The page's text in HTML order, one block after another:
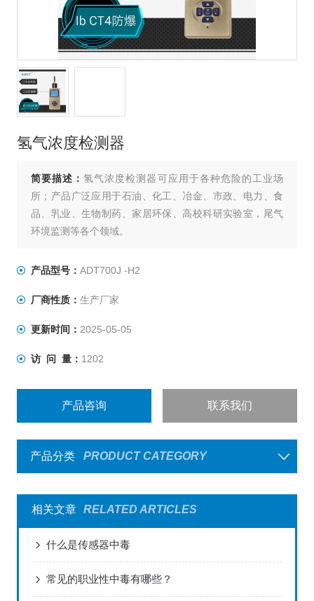
氢气浓度检测器
简要描述：氢气浓度检测器可应用于各种危险的工业场
所；产品广泛应用于石油、化工、冶金、市政、电力、食
品、乳业、生物制药、家居环保、高校科研实验室，尾气
环境监测等各个领域。
产品型号： ADT700J -H2
厂商性质： 生产厂家
更新时间： 2025-05-05
访 问 量： 1202
产品咨询 联系我们
产品分类 PRODUCT CATEGORY
相关文章 RELATED ARTICLES
什么是传感器中毒
常见的职业性中毒有哪些？